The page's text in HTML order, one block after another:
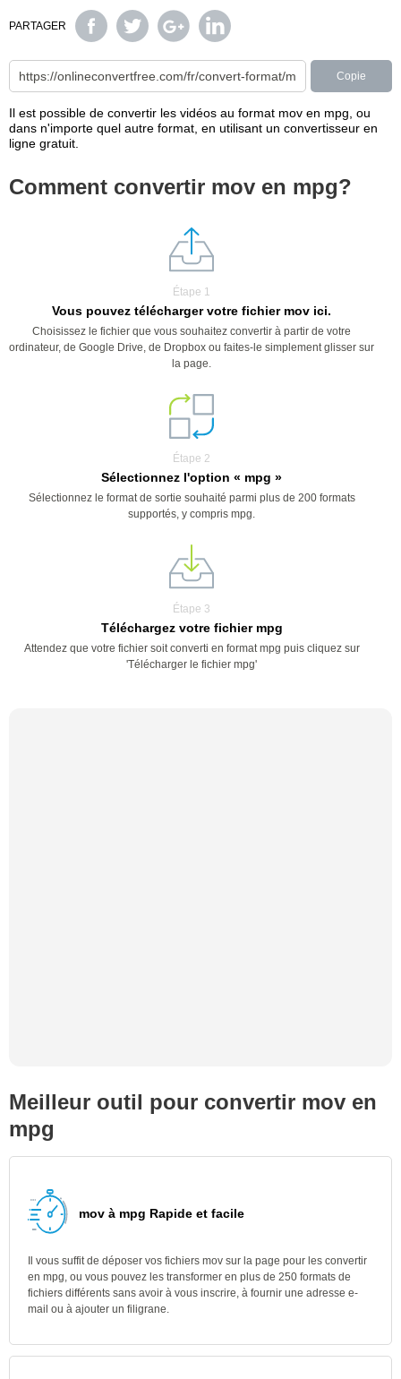
PARTAGER
Copie
Il est possible de convertir les vidéos au format mov en mpg, ou
dans n'importe quel autre format, en utilisant un convertisseur en
ligne gratuit.
Comment convertir mov en mpg?
Étape 1
Vous pouvez télécharger votre fichier mov ici.
Choisissez le fichier que vous souhaitez convertir à partir de votre
ordinateur, de Google Drive, de Dropbox ou faites-le simplement glisser sur
la page.
Étape 2
Sélectionnez l'option « mpg »
Sélectionnez le format de sortie souhaité parmi plus de 200 formats
supportés, y compris mpg.
Étape 3
Téléchargez votre fichier mpg
Attendez que votre fichier soit converti en format mpg puis cliquez sur
'Télécharger le fichier mpg'
Meilleur outil pour convertir mov en
mpg
mov à mpg Rapide et facile
Il vous suffit de déposer vos fichiers mov sur la page pour les convertir
en mpg, ou vous pouvez les transformer en plus de 250 formats de
fichiers différents sans avoir à vous inscrire, à fournir une adresse e-
mail ou à ajouter un filigrane.